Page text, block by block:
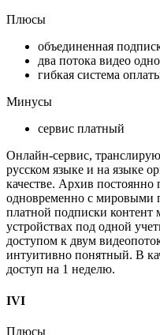
Плюсы
объединенная
два потока видео
гибкая система
Минусы
сервис платный
Онлайн-сервис,
русском языке и на языке
качестве. Архив
одновременно с мировыми
платной подписки контент
устройствах под одной
доступом к двум
интуитивно понятный. В
доступ на 1 неделю.
IVI
Плюсы